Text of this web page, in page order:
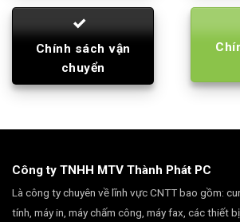
Chính sách vận
chuyển
Công ty TNHH MTV Thành Phát PC
Là công ty chuyên về lĩnh vực CNTT bao gồm:
tính, máy in, máy chấm công, máy fax, các thiết